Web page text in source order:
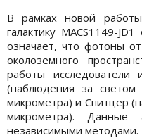
В рамках новой
галактику MACS1149-
означает, что фотоны
околоземного
работы исследователи
(наблюдения за
микрометра) и Спитцер
микрометра). Данные
независимыми методами.